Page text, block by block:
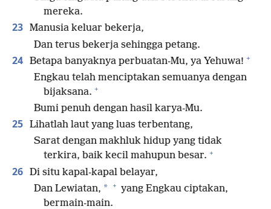
mereka.
23 Manusia keluar bekerja,
Dan terus bekerja sehingga petang.
24 Betapa banyaknya perbuatan-Mu, ya Yehuwa! +
Engkau telah menciptakan semuanya dengan
bijaksana. +
Bumi penuh dengan hasil karya-Mu.
25 Lihatlah laut yang luas terbentang,
Sarat dengan makhluk hidup yang tidak
terkira, baik kecil mahupun besar. +
26 Di situ kapal-kapal belayar,
Dan Lewiatan, * + yang Engkau ciptakan,
bermain-main.